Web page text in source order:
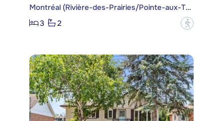
Montréal (Rivière-des-Prairies/Pointe-aux-Trembles)
3
2 ?